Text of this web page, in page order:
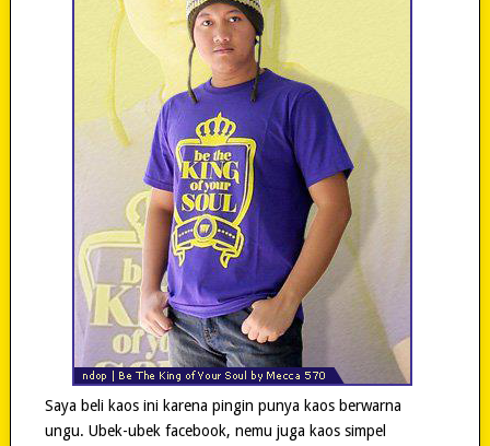
Saya beli kaos ini karena pingin punya kaos berwarna
ungu. Ubek-ubek facebook, nemu juga kaos simpel